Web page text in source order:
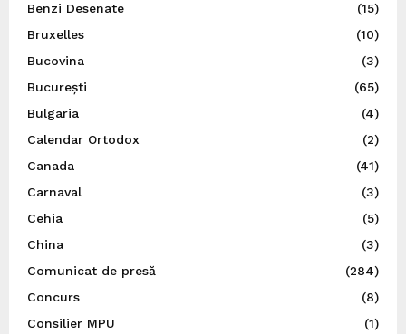
Benzi Desenate
(15)
Bruxelles
(10)
Bucovina
(3)
București
(65)
Bulgaria
(4)
Calendar Ortodox
(2)
Canada
(41)
Carnaval
(3)
Cehia
(5)
China
(3)
Comunicat de presă
(284)
Concurs
(8)
Consilier MPU
(1)